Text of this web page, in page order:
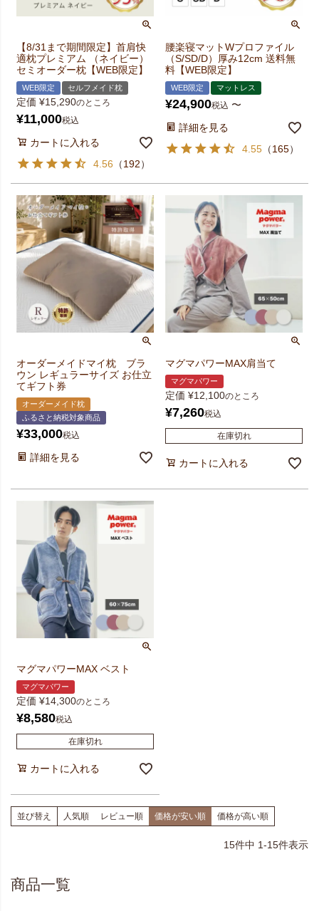
【8/31まで期間限定】首肩快
適枕プレミアム （ネイビー）
セミオーダー枕【WEB限定】
WEB限定 セルフメイド枕
定価 ¥15,290のところ
¥11,000税込
カートに入れる
4.56 （192）
腰楽寝マットWプロファイル
（S/SD/D）厚み12cm 送料無
料【WEB限定】
WEB限定 マットレス
¥24,900税込 〜
詳細を見る
4.55 （165）
オーダーメイドマイ枕 ブラ
ウン レギュラーサイズ お仕立
てギフト券
オーダーメイド枕
ふるさと納税対象商品
¥33,000税込
詳細を見る
マグマパワーMAX肩当て
マグマパワー
定価 ¥12,100のところ
¥7,260税込
在庫切れ
カートに入れる
マグマパワーMAX ベスト
マグマパワー
定価 ¥14,300のところ
¥8,580税込
在庫切れ
カートに入れる
並び替え 人気順 レビュー順 価格が安い順 価格が高い順
15件中 1-15件表示
商品一覧